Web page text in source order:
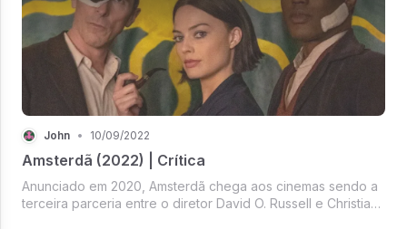
John • 10/09/2022
Amsterdã (2022) | Crítica
Anunciado em 2020, Amsterdã chega aos cinemas sendo a
terceira parceria entre o diretor David O. Russell e Christian